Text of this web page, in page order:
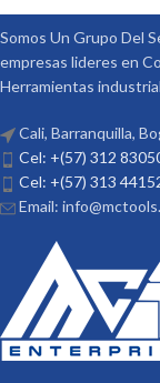
Somos Un Grupo Del
empresas lideres en
Herramientas
Cali, Barranquilla,
Cel: +(57) 312
Cel: +(57) 313
Email: